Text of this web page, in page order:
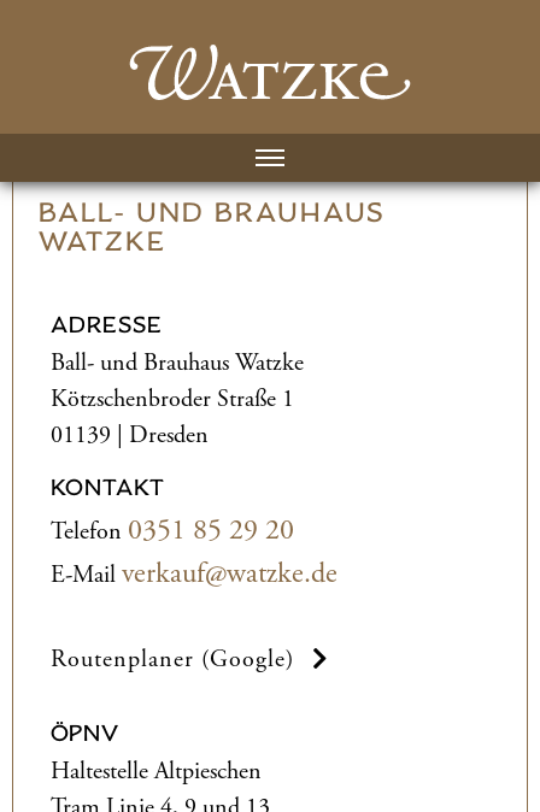
BALL- UND­ BRAUHAUS
WATZKE
ADRESSE
Ball- und­ Brauhaus Watzke
Kötzschenbroder Straße 1
01139 | Dresden
KONTAKT
Telefon 0351 85 29 20
E-Mailverkauf@watzke.de
Routenplaner (Google)
ÖPNV
Haltestelle Altpieschen